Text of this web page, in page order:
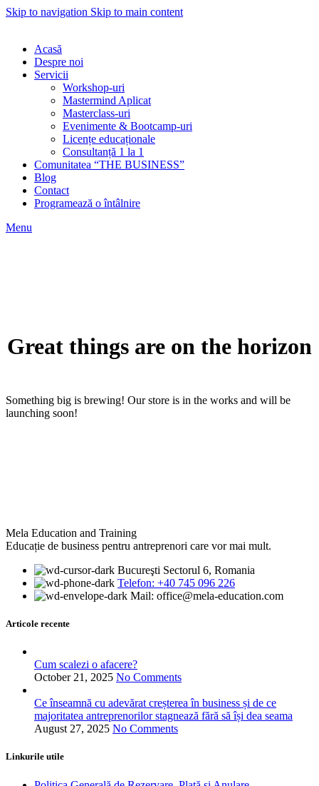
Skip to navigation Skip to main content
Acasă
Despre noi
Servicii
Workshop-uri
Mastermind Aplicat
Masterclass-uri
Evenimente & Bootcamp-uri
Licențe educaționale
Consultanță 1 la 1
Comunitatea “THE BUSINESS”
Blog
Contact
Programează o întâlnire
Menu
Great things are on the horizon
Something big is brewing! Our store is in the works and will be
launching soon!
Mela Education and Training
Educație de business pentru antreprenori care vor mai mult.
Bucureşti Sectorul 6, Romania
Telefon: +40 745 096 226‬
Mail: office@mela-education.com
Articole recente
Cum scalezi o afacere?
October 21, 2025 No Comments
Ce înseamnă cu adevărat creșterea în business și de ce
majoritatea antreprenorilor stagnează fără să își dea seama
August 27, 2025 No Comments
Linkurile utile